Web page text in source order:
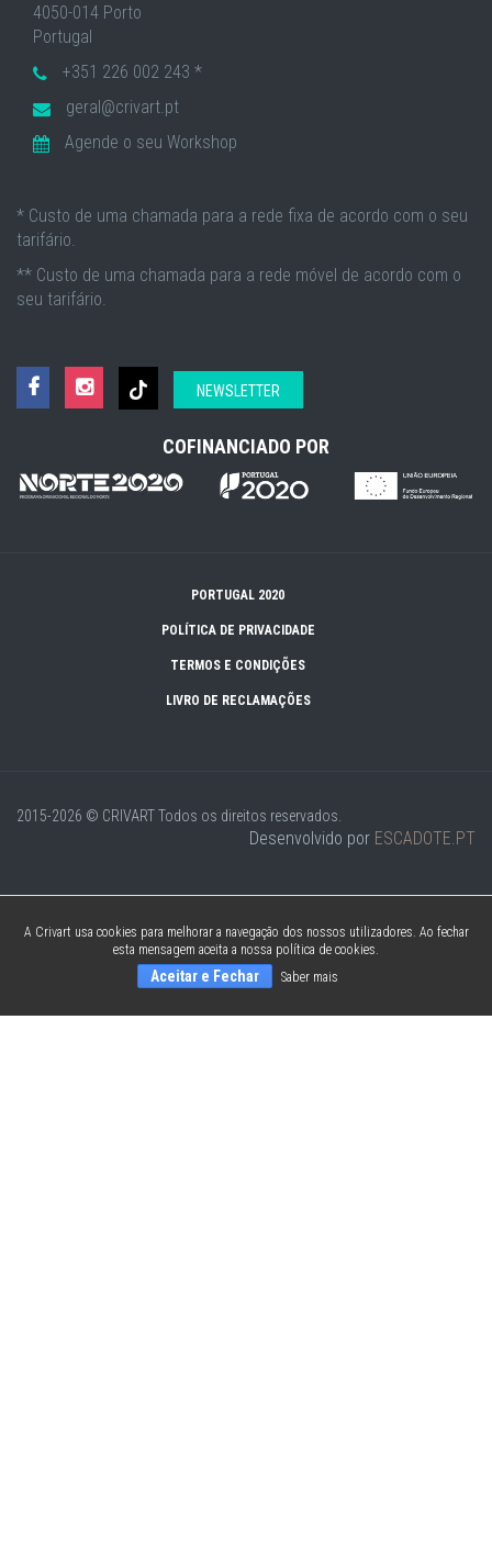
4050-014 Porto
Portugal
+351 226 002 243 *
geral@crivart.pt
Agende o seu Workshop
* Custo de uma chamada para a rede fixa de acordo com o seu
tarifário.
** Custo de uma chamada para a rede móvel de acordo com o
seu tarifário.
NEWSLETTER
COFINANCIADO POR
PORTUGAL 2020
POLÍTICA DE PRIVACIDADE
TERMOS E CONDIÇÕES
LIVRO DE RECLAMAÇÕES
2015-2026 © CRIVARTTodos os direitos reservados.
Desenvolvido por ESCADOTE.PT
A Crivart usa cookies para melhorar a navegação dos nossos utilizadores. Ao fechar
esta mensagem aceita a nossa política de cookies.
Aceitar e Fechar Saber mais